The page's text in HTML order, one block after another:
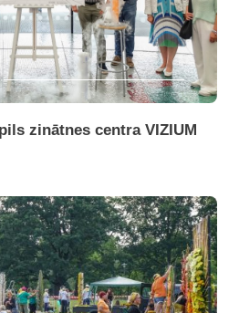
zinātnes centra VIZIUM